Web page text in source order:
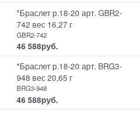
*Браслет р.18-20 арт. GBR2-
742 вес 16,27 г
GBR2-742
46 588руб.
*Браслет р.18-20 арт. BRG3-
948 вес 20,65 г
BRG3-948
46 588руб.